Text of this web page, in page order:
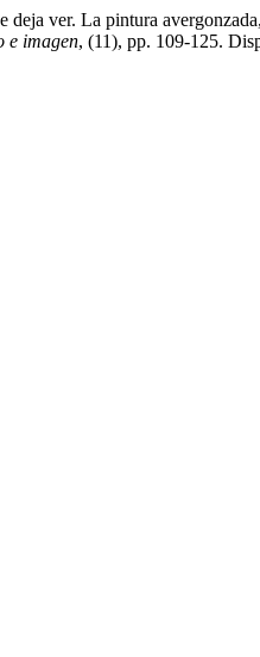
deja ver. La pintura
e imagen, (11), pp. 109-125.